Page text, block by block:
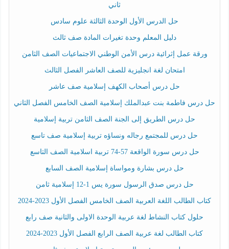
ثاني
حل الدرس الأول الوحدة الثالثة علوم سادس
دليل المعلم وحدة تغيرات المادة صف ثالث
ورقة عمل إثرائية درس الأمن الوطني الاجتماعيات الصف الثامن
امتحان لغة انجليزية للصف العاشر الفصل الثالث
حل درس أصحاب الكهف إسلامية صف عاشر
حل درس فاطمة بنت عبدالملك إسلامية الصف الخامس الفصل الثاني
حل درس الطريق إلى الجنة الصف الثامن تربية إسلامية
حل درس للمجتمع رجاله ونساؤه تربية إسلامية صف تاسع
حل درس سورة الواقعة 57-74 تربية اسلامية الصف التاسع
حل درس بشارة ومواساة إسلامية الصف السابع
حل درس صدق الرسول سورة يس 1-12 إسلامية ثامن
كتاب الطالب اللغة العربية الصف الخامس الفصل الأول 2023-2024
حلول كتاب النشاط لغة عربية الوحدة الاولى والثانية صف رابع
كتاب الطالب لغة عربية الصف الرابع الفصل الأول 2023-2024